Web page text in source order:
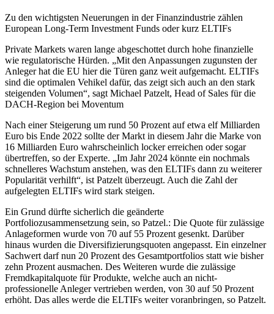
Zu den wichtigsten Neuerungen in der Finanzindustrie zählen
European Long-Term Investment Funds oder kurz ELTIFs
Private Markets waren lange abgeschottet durch hohe finanzielle
wie regulatorische Hürden. „Mit den Anpassungen zugunsten der
Anleger hat die EU hier die Türen ganz weit aufgemacht. ELTIFs
sind die optimalen Vehikel dafür, das zeigt sich auch an den stark
steigenden Volumen“, sagt Michael Patzelt, Head of Sales für die
DACH-Region bei Moventum
Nach einer Steigerung um rund 50 Prozent auf etwa elf Milliarden
Euro bis Ende 2022 sollte der Markt in diesem Jahr die Marke von
16 Milliarden Euro wahrscheinlich locker erreichen oder sogar
übertreffen, so der Experte. „Im Jahr 2024 könnte ein nochmals
schnelleres Wachstum anstehen, was den ELTIFs dann zu weiterer
Popularität verhilft“, ist Patzelt überzeugt. Auch die Zahl der
aufgelegten ELTIFs wird stark steigen.
Ein Grund dürfte sicherlich die geänderte
Portfoliozusammensetzung sein, so Patzel.: Die Quote für zulässige
Anlageformen wurde von 70 auf 55 Prozent gesenkt. Darüber
hinaus wurden die Diversifizierungsquoten angepasst. Ein einzelner
Sachwert darf nun 20 Prozent des Gesamtportfolios statt wie bisher
zehn Prozent ausmachen. Des Weiteren wurde die zulässige
Fremdkapitalquote für Produkte, welche auch an nicht-
professionelle Anleger vertrieben werden, von 30 auf 50 Prozent
erhöht. Das alles werde die ELTIFs weiter voranbringen, so Patzelt.